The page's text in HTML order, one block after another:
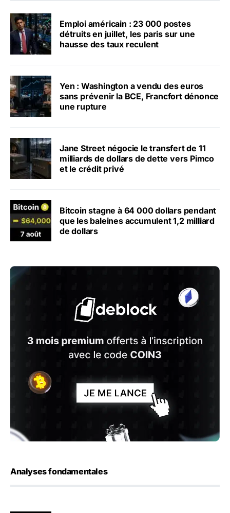
Emploi américain : 23 000 postes
détruits en juillet, les paris sur une
hausse des taux reculent
Yen : Washington a vendu des euros
sans prévenir la BCE, Francfort dénonce
une rupture
Jane Street négocie le transfert de 11
milliards de dollars de dette vers Pimco
et le crédit privé
Bitcoin stagne à 64 000 dollars pendant
que les baleines accumulent 1,2 milliard
de dollars
Analyses fondamentales